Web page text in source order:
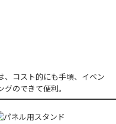
、コスト的にも手頃、イベン
のできて便利。